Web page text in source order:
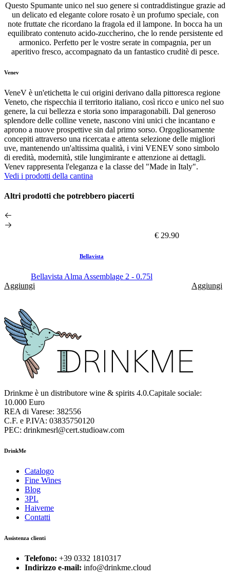
Questo Spumante unico nel suo genere si contraddistingue grazie ad
un delicato ed elegante colore rosato è un profumo speciale, con
note fruttate che ricordano la fragola ed il lampone. In bocca ha un
equilibrato contenuto acido-zuccherino, che lo rende persistente ed
armonico. Perfetto per le vostre serate in compagnia, per un
aperitivo fresco, accompagnato da un fantastico cruditè di pesce.
Venev
VeneV è un'etichetta le cui origini derivano dalla pittoresca regione
Veneto, che rispecchia il territorio italiano, così ricco e unico nel suo
genere, la cui bellezza e storia sono imparagonabili. Dal generoso
splendore delle colline venete, nascono vini unici che incantano e
aprono a nuove prospettive sin dal primo sorso. Orgogliosamente
concepiti attraverso una ricercata e attenta selezione delle migliori
uve, mantenendo un'altissima qualità, i vini VENEV sono simbolo
di eredità, modernità, stile lungimirante e attenzione ai dettagli.
Venev rappresenta l'eleganza e la classe del "Made in Italy".
Vedi i prodotti della cantina
Altri prodotti che potrebbero piacerti
€ 29.90
Bellavista
Bellavista Alma Assemblage 2 - 0.75l
Aggiungi
Aggiungi
Drinkme è un distributore wine & spirits 4.0.Capitale sociale:
10.000 Euro
REA di Varese: 382556
C.F. e P.IVA: 03835750120
PEC: drinkmesrl@cert.studioaw.com
DrinkMe
Catalogo
Fine Wines
Blog
3PL
Haiveme
Contatti
Assistenza clienti
Telefono: +39 0332 1810317
Indirizzo e-mail: info@drinkme.cloud